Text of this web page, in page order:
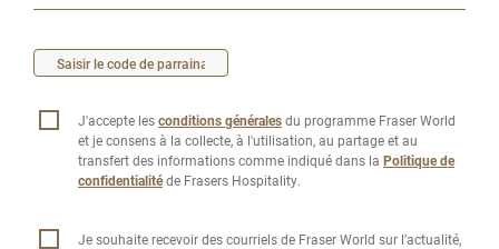
J'accepte lesconditions généralesdu programme Fraser World
et je consens à la collecte, à l'utilisation, au partage et au
transfert des informations comme indiqué dans la Politique de
confidentialitéde Frasers Hospitality.
Je souhaite recevoir des courriels de Fraser World sur l’actualité,